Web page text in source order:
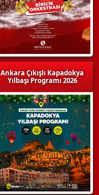
Ankara Çıkışlı Kapadokya
Yılbaşı Programı 2026